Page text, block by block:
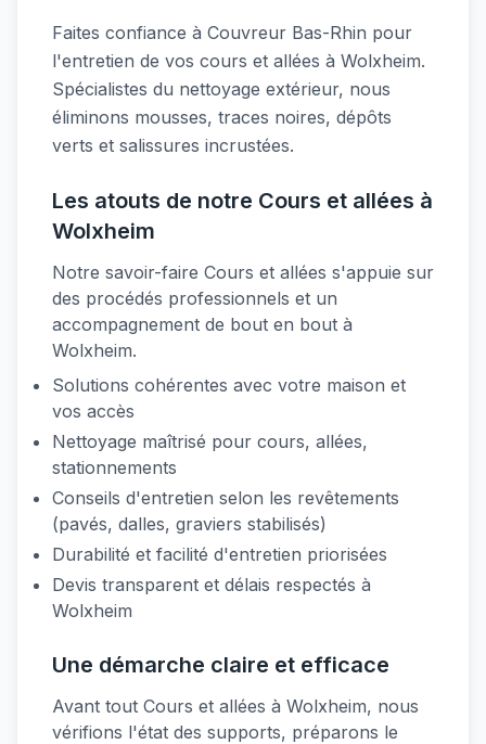
Faites confiance à Couvreur Bas-Rhin pour
l'entretien de vos cours et allées à Wolxheim.
Spécialistes du nettoyage extérieur, nous
éliminons mousses, traces noires, dépôts
verts et salissures incrustées.
Les atouts de notre Cours et allées à
Wolxheim
Notre savoir-faire Cours et allées s'appuie sur
des procédés professionnels et un
accompagnement de bout en bout à
Wolxheim.
Solutions cohérentes avec votre maison et
vos accès
Nettoyage maîtrisé pour cours, allées,
stationnements
Conseils d'entretien selon les revêtements
(pavés, dalles, graviers stabilisés)
Durabilité et facilité d'entretien priorisées
Devis transparent et délais respectés à
Wolxheim
Une démarche claire et efficace
Avant tout Cours et allées à Wolxheim, nous
vérifions l'état des supports, préparons le